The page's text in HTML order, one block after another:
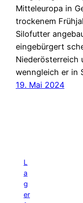
Mitteleuropa in
trockenem
Silofutter
eingebürgert
Niederösterreich
wenngleich er in
19. Mai 2024
L
a
g
er